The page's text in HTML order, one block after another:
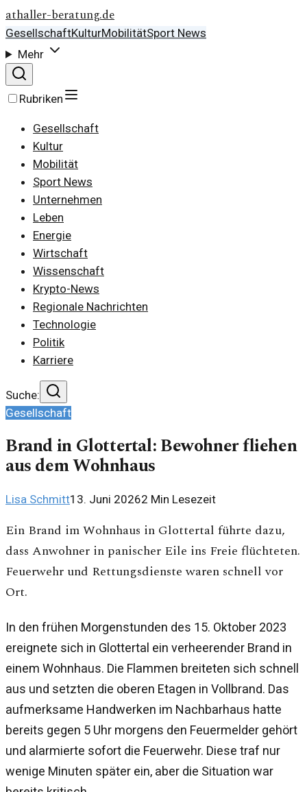
athaller-beratung.de
GesellschaftKulturMobilitätSport News
Mehr
Rubriken
Gesellschaft
Kultur
Mobilität
Sport News
Unternehmen
Leben
Energie
Wirtschaft
Wissenschaft
Krypto-News
Regionale Nachrichten
Technologie
Politik
Karriere
Suche:
Gesellschaft
Brand in Glottertal: Bewohner fliehen
aus dem Wohnhaus
Lisa Schmitt13. Juni 20262 Min Lesezeit
Ein Brand im Wohnhaus in Glottertal führte dazu,
dass Anwohner in panischer Eile ins Freie flüchteten.
Feuerwehr und Rettungsdienste waren schnell vor
Ort.
In den frühen Morgenstunden des 15. Oktober 2023
ereignete sich in Glottertal ein verheerender Brand in
einem Wohnhaus. Die Flammen breiteten sich schnell
aus und setzten die oberen Etagen in Vollbrand. Das
aufmerksame Handwerken im Nachbarhaus hatte
bereits gegen 5 Uhr morgens den Feuermelder gehört
und alarmierte sofort die Feuerwehr. Diese traf nur
wenige Minuten später ein, aber die Situation war